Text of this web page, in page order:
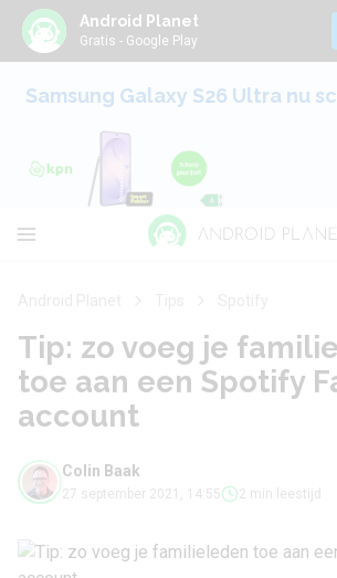
Android Planet
Gratis - Google Play
Samsung Galaxy S26 Ultra nu
Tip: zo voeg je
toe aan een Spotify
account
Colin Baak
27 september 2021, 14:55 2 min leestijd